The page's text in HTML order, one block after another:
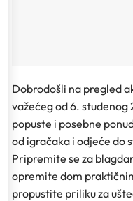
Dobrodošli na pregled
važećeg od 6.
popuste i posebne
od igračaka i odjeće do
Pripremite se za
opremite dom
propustite priliku za